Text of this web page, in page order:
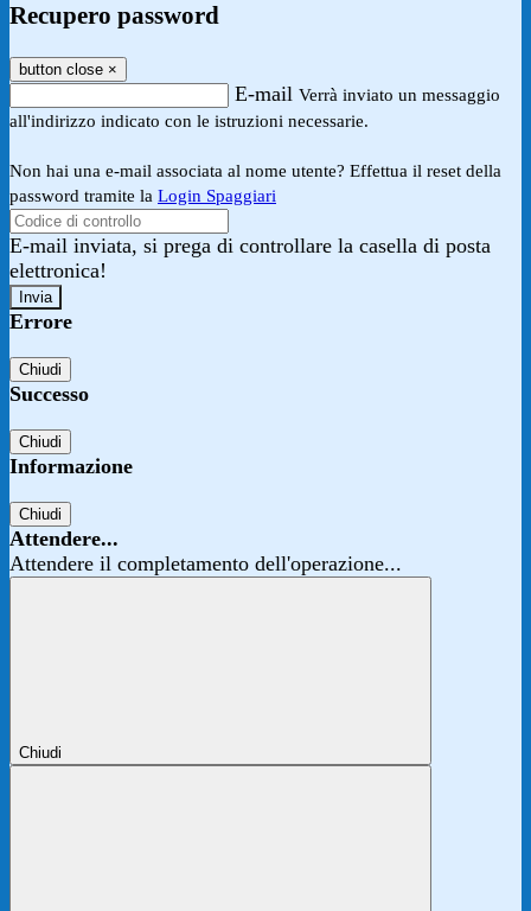
Recupero password
button close ×
E-mail Verrà inviato un messaggio
all'indirizzo indicato con le istruzioni necessarie.
Non hai una e-mail associata al nome utente? Effettua il reset della
password tramite la Login Spaggiari
E-mail inviata, si prega di controllare la casella di posta
elettronica!
Errore
Chiudi
Successo
Chiudi
Informazione
Chiudi
Attendere...
Attendere il completamento dell'operazione...
Chiudi